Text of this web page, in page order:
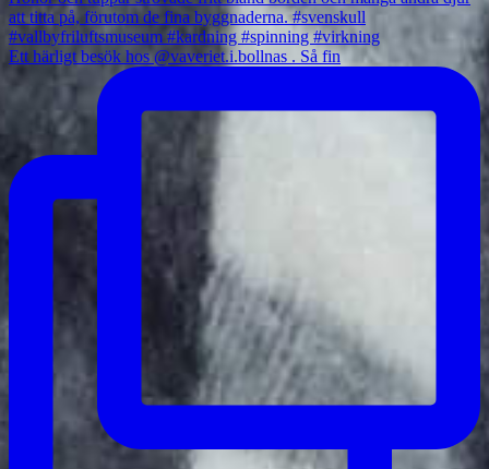
Ett härligt besök hos @vaveriet.i.bollnas . Så fin